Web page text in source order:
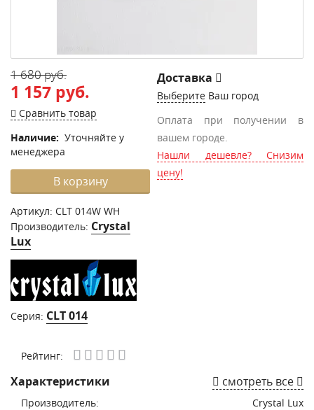
1 680 руб.
1 157 руб.
Сравнить товар
Наличие: Уточняйте у
менеджера
В корзину
Артикул: CLT 014W WH
Производитель: Crystal
Lux
Серия: CLT 014
Доставка
Выберите Ваш город
Оплата при получении в
вашем городе.
Нашли дешевле? Снизим
цену!
Рейтинг:
Характеристики смотреть все
Производитель:
Crystal Lux